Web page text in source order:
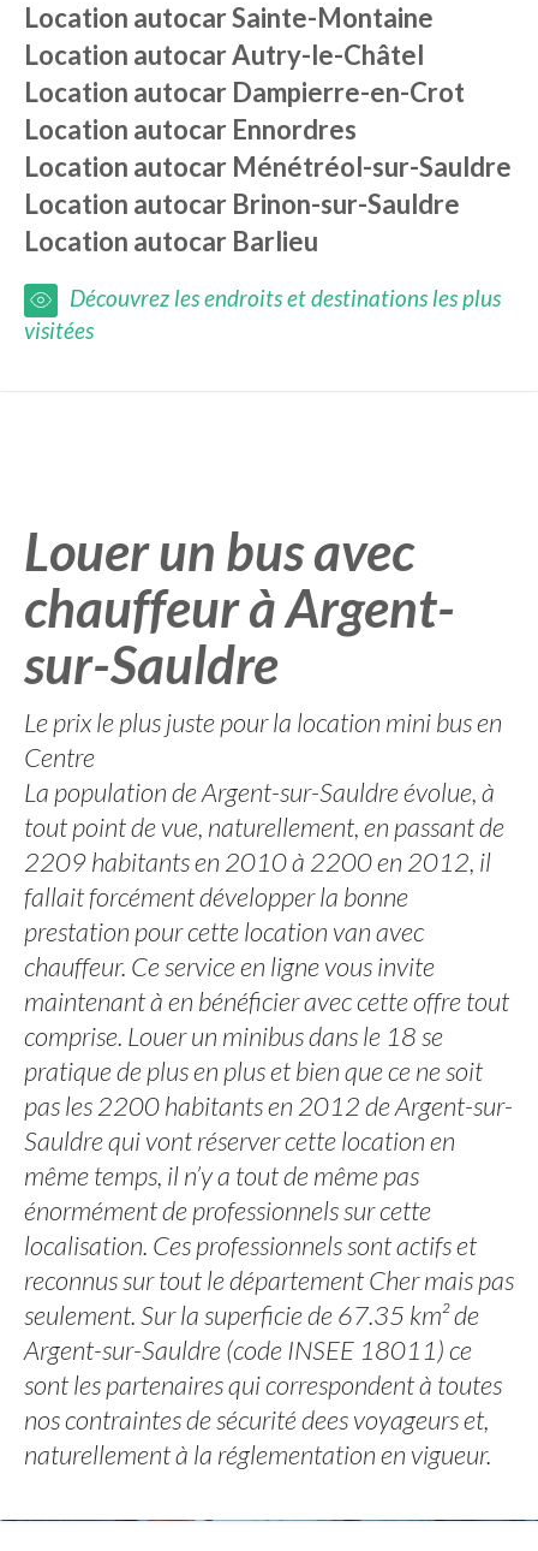
Location autocarSainte-Montaine
Location autocarAutry-le-Châtel
Location autocar Dampierre-en-Crot
Location autocar Ennordres
Location autocar Ménétréol-sur-Sauldre
Location autocar Brinon-sur-Sauldre
Location autocar Barlieu
Découvrez les endroits et destinations les plus
visitées
Louer un bus avec
chauffeur à Argent-
sur-Sauldre
Le prix le plus juste pour la location mini bus en
Centre
La population de Argent-sur-Sauldre évolue, à
tout point de vue, naturellement, en passant de
2209 habitants en 2010 à 2200 en 2012, il
fallait forcément développer la bonne
prestation pour cette location van avec
chauffeur. Ce service en ligne vous invite
maintenant à en bénéficier avec cette offre tout
comprise. Louer un minibus dans le 18 se
pratique de plus en plus et bien que ce ne soit
pas les 2200 habitants en 2012 de Argent-sur-
Sauldre qui vont réserver cette location en
même temps, il n’y a tout de même pas
énormément de professionnels sur cette
localisation. Ces professionnels sont actifs et
reconnus sur tout le département Cher mais pas
seulement. Sur la superficie de 67.35 km² de
Argent-sur-Sauldre (code INSEE 18011) ce
sont les partenaires qui correspondent à toutes
nos contraintes de sécurité dees voyageurs et,
naturellement à la réglementation en vigueur.